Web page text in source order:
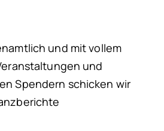
und mit vollem
und
Spendern schicken wir